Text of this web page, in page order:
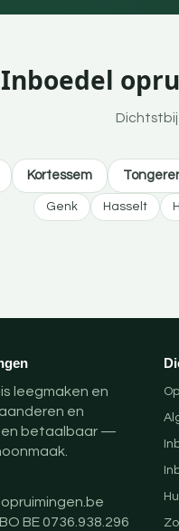
Inboedel
Kortessem
Genk Hasselt
leegmaken en
en
en betaalbaar —
BE 0736.938.296